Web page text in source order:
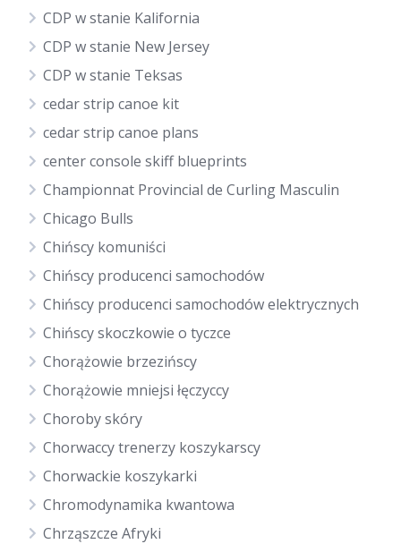
CDP w stanie Kalifornia
CDP w stanie New Jersey
CDP w stanie Teksas
cedar strip canoe kit
cedar strip canoe plans
center console skiff blueprints
Championnat Provincial de Curling Masculin
Chicago Bulls
Chińscy komuniści
Chińscy producenci samochodów
Chińscy producenci samochodów elektrycznych
Chińscy skoczkowie o tyczce
Chorążowie brzezińscy
Chorążowie mniejsi łęczyccy
Choroby skóry
Chorwaccy trenerzy koszykarscy
Chorwackie koszykarki
Chromodynamika kwantowa
Chrząszcze Afryki